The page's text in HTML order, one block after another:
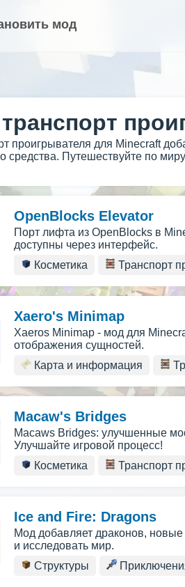
мод
проигрывателя для Minecraft
средства. Путешествуйте по
OpenBlocks Elevator
Порт лифта из OpenBlocks в
доступны через интерфейс.
Косметика
Транспорт
Xaero's Minimap
Xaeros Minimap - мод для
отображения сущностей.
Карта и информация
Macaw's Bridges
Macaws Bridges: улучшенные
Улучшайте игровой процесс!
Косметика
Транспорт
Ice and Fire: Dragons
Мод добавляет драконов,
и исследовать мир.
Структуры